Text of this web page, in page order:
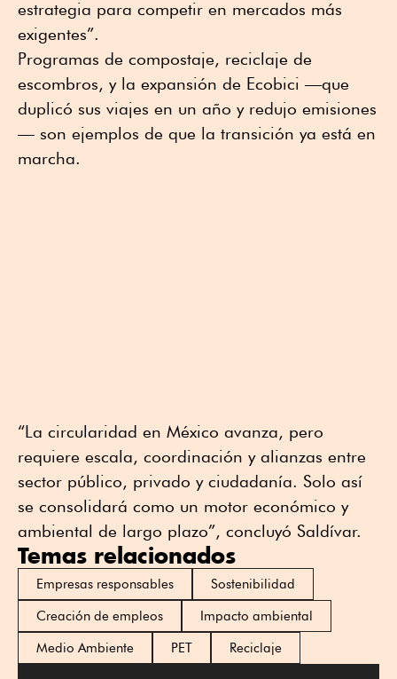
estrategia para competir en mercados más
exigentes”.
Programas de compostaje, reciclaje de
escombros, y la expansión de Ecobici —que
duplicó sus viajes en un año y redujo emisiones
— son ejemplos de que la transición ya está en
marcha.
“La circularidad en México avanza, pero
requiere escala, coordinación y alianzas entre
sector público, privado y ciudadanía. Solo así
se consolidará como un motor económico y
ambiental de largo plazo”, concluyó Saldívar.
Temas relacionados
Empresas responsables
Sostenibilidad
Creación de empleos
Impacto ambiental
Medio Ambiente
PET Reciclaje